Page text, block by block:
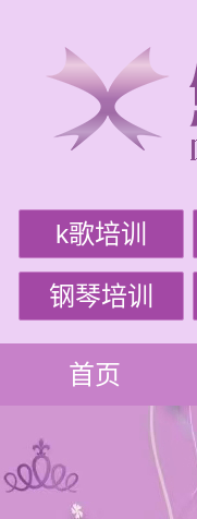
k歌培训
钢琴培训
首页